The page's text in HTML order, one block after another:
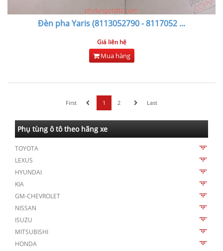
Đèn pha Yaris (8113052790 - 8117052 ...
Giá liên hệ
Mua hàng
First 1 2 Last
Phụ tùng ô tô theo hãng xe
TOYOTA
LEXUS
HYUNDAI
KIA
GM-CHEVROLET
NISSAN
ISUZU
MITSUBISHI
HONDA